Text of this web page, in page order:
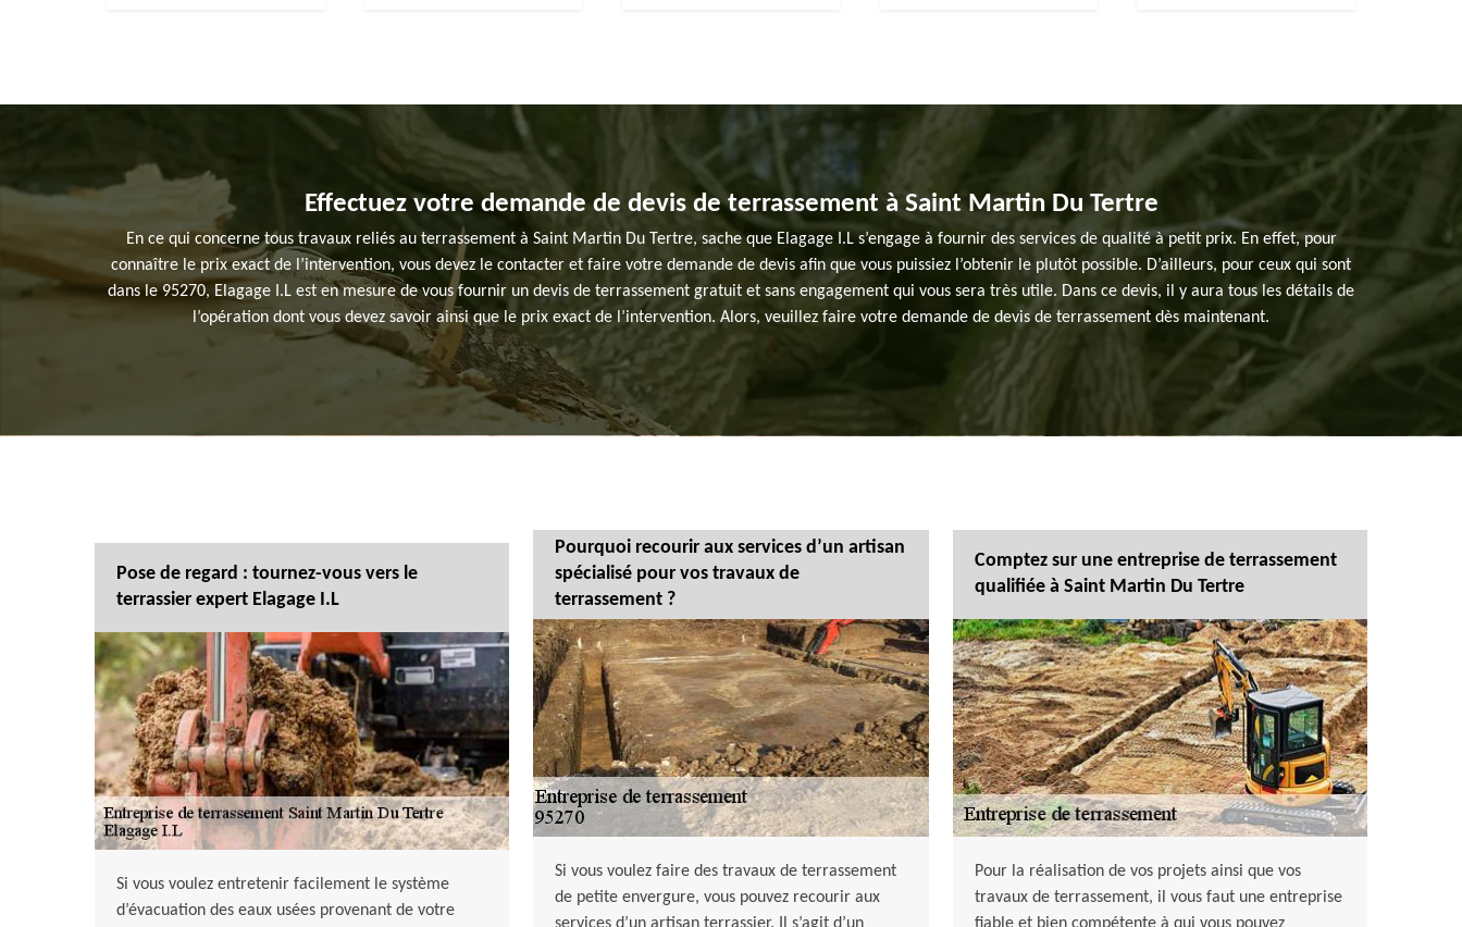
Effectuez votre demande de devis de terrassement à Saint Martin Du Tertre
En ce qui concerne tous travaux reliés au terrassement à Saint Martin Du Tertre, sache que Elagage I.L s’engage à fournir des services de qualité à petit prix. En effet, pour
connaître le prix exact de l’intervention, vous devez le contacter et faire votre demande de devis afin que vous puissiez l’obtenir le plutôt possible. D’ailleurs, pour ceux qui sont
dans le 95270, Elagage I.L est en mesure de vous fournir un devis de terrassement gratuit et sans engagement qui vous sera très utile. Dans ce devis, il y aura tous les détails de
l’opération dont vous devez savoir ainsi que le prix exact de l’intervention. Alors, veuillez faire votre demande de devis de terrassement dès maintenant.
Pose de regard : tournez-vous vers le
terrassier expert Elagage I.L
Si vous voulez entretenir facilement le système
d’évacuation des eaux usées provenant de votre
Pourquoi recourir aux services d’un artisan
spécialisé pour vos travaux de
terrassement ?
Si vous voulez faire des travaux de terrassement
de petite envergure, vous pouvez recourir aux
Comptez sur une entreprise de terrassement
qualifiée à Saint Martin Du Tertre
Pour la réalisation de vos projets ainsi que vos
travaux de terrassement, il vous faut une entreprise